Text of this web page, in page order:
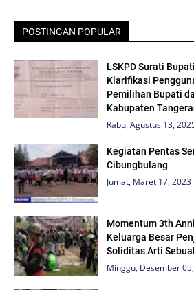
POSTINGAN POPULAR
LSKPD Surati
Klarifikasi
Pemilihan Bupati
Kabupaten
Rabu, Agustus 13,
Kegiatan Pentas
Cibungbulang
Jumat, Maret 17, 2023
Momentum 3th
Keluarga Besar
Soliditas Arti
Minggu, Desember